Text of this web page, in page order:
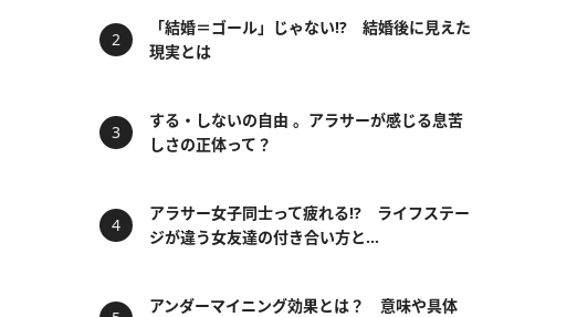
「結婚＝ゴール」じゃない⁉ 結婚後に見えた
現実とは
する・しないの自由 。アラサーが感じる息苦
しさの正体って？
アラサー女子同士って疲れる⁉ ライフステー
ジが違う女友達の付き合い方と...
アンダーマイニング効果とは？ 意味や具体